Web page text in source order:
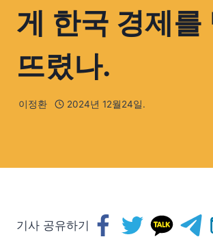
게 한국 경제를
뜨렸나.
이정환 2024년 12월24일.
기사 공유하기